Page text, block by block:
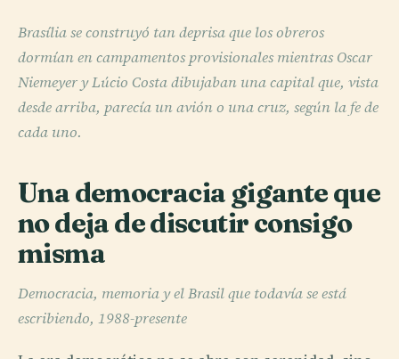
Brasília se construyó tan deprisa que los obreros
dormían en campamentos provisionales mientras Oscar
Niemeyer y Lúcio Costa dibujaban una capital que, vista
desde arriba, parecía un avión o una cruz, según la fe de
cada uno.
Una democracia gigante que
no deja de discutir consigo
misma
Democracia, memoria y el Brasil que todavía se está
escribiendo, 1988-presente